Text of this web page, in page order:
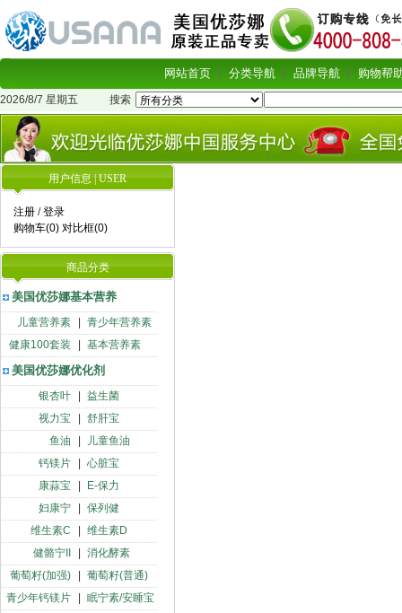
网站首页 分类导航 品牌导航 购物帮
2026/8/7 星期五 搜索
用户信息 | USER
注册 /登录
购物车(0) 对比框(0)
商品分类
美国优莎娜基本营养
儿童营养素
青少年营养素
健康100套装
基本营养素
美国优莎娜优化剂
银杏叶
益生菌
视力宝
舒肝宝
鱼油
儿童鱼油
钙镁片
心脏宝
康蒜宝
E-保力
妇康宁
保列健
维生素C
维生素D
健骼宁II
消化酵素
葡萄籽(加强)
葡萄籽(普通)
青少年钙镁片
眠宁素/安睡宝